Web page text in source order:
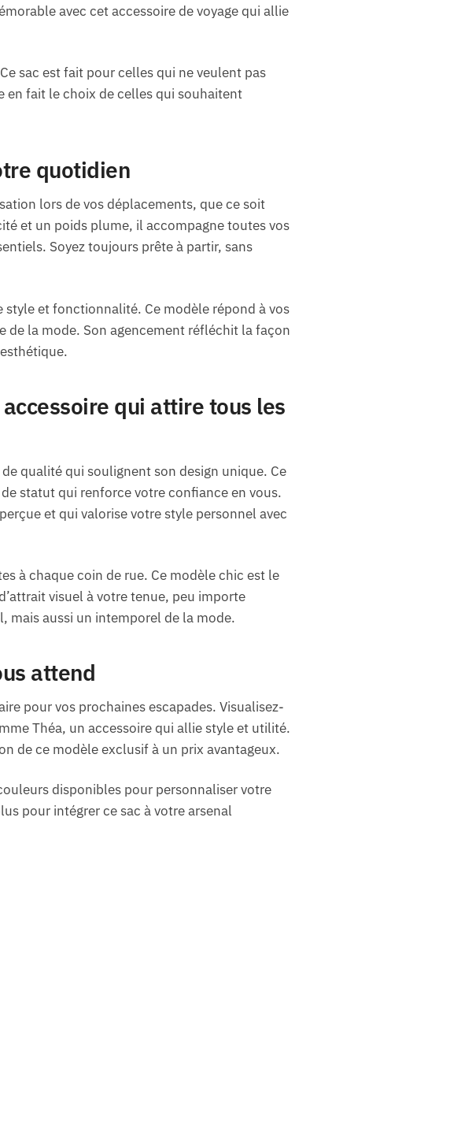
avec cet accessoire de voyage qui allie
sac est fait pour celles qui ne veulent pas
fait le choix de celles qui souhaitent
quotidien
lors de vos déplacements, que ce soit
et un poids plume, il accompagne toutes vos
Soyez toujours prête à partir, sans
style et fonctionnalité. Ce modèle répond à vos
la mode. Son agencement réfléchit la façon
accessoire qui attire tous les
qualité qui soulignent son design unique. Ce
statut qui renforce votre confiance en vous.
et qui valorise votre style personnel avec
à chaque coin de rue. Ce modèle chic est le
visuel à votre tenue, peu importe
mais aussi un intemporel de la mode.
attend
pour vos prochaines escapades. Visualisez-
Théa, un accessoire qui allie style et utilité.
de ce modèle exclusif à un prix avantageux.
disponibles pour personnaliser votre
pour intégrer ce sac à votre arsenal